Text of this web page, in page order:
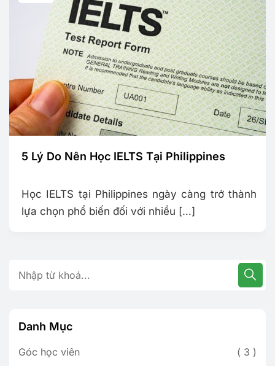
5 Lý Do Nên Học IELTS Tại Philippines
Học IELTS tại Philippines ngày càng trở thành
lựa chọn phổ biến đối với nhiều […]
Danh Mục
Góc học viên
3